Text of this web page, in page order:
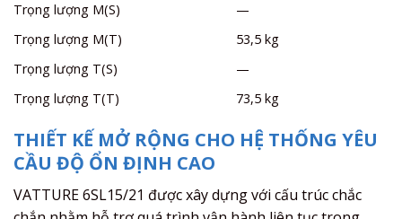
Trọng lượng M(S)
—
Trọng lượng M(T)
53,5 kg
Trọng lượng T(S)
—
Trọng lượng T(T)
73,5 kg
THIẾT KẾ MỞ RỘNG CHO HỆ THỐNG YÊU
CẦU ĐỘ ỔN ĐỊNH CAO
VATTURE 6SL15/21 được xây dựng với cấu trúc chắc